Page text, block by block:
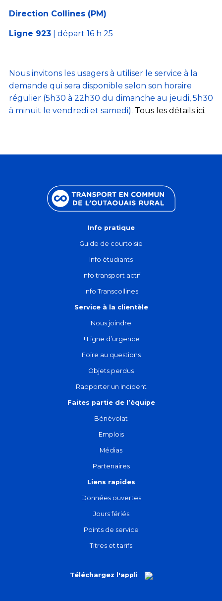
Direction Collines (PM)
Ligne 923| départ 16 h 25
Nous invitons les usagers à utiliser le service à la
demande qui sera disponible selon son horaire
régulier (5h30 à 22h30 du dimanche au jeudi, 5h30
à minuit le vendredi et samedi). Tous les détails ici.
Info pratique
Guide de courtoisie
Info étudiants
Info transport actif
Info Transcollines
Service à la clientèle
Nous joindre
!! Ligne d’urgence
Foire au questions
Objets perdus
Rapporter un incident
Faites partie de l’équipe
Bénévolat
Emplois
Médias
Partenaires
Liens rapides
Données ouvertes
Jours fériés
Points de service
Titres et tarifs
Téléchargez l'appli